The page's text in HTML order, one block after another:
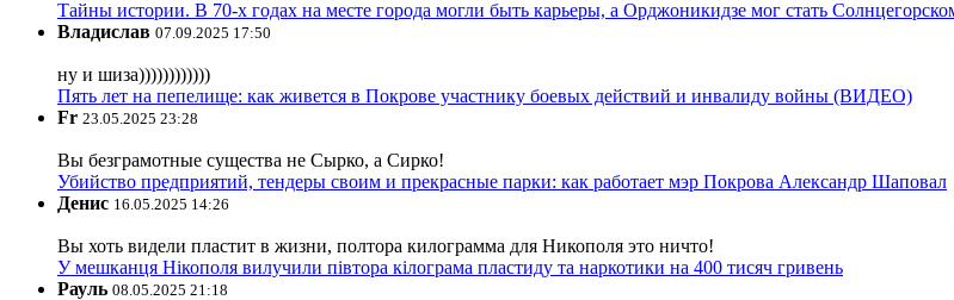
Тайны истории. В 70-х годах на месте города могли быть карьеры, а Орджоникидзе мог стать
Владислав 07.09.2025 17:50
ну и шиза))))))))))))
Пять лет на пепелище: как живется в Покрове участнику боевых действий и инвалиду войны (ВИДЕО)
Fr 23.05.2025 23:28
Вы безграмотные существа не Сырко, а Сирко!
Убийство предприятий, тендеры своим и прекрасные парки: как работает мэр Покрова Александр Шаповал
Денис 16.05.2025 14:26
Вы хоть видели пластит в жизни, полтора килограмма для Никополя это ничто!
У мешканця Нікополя вилучили півтора кілограма пластиду та наркотики на 400 тисяч гривень
Рауль 08.05.2025 21:18